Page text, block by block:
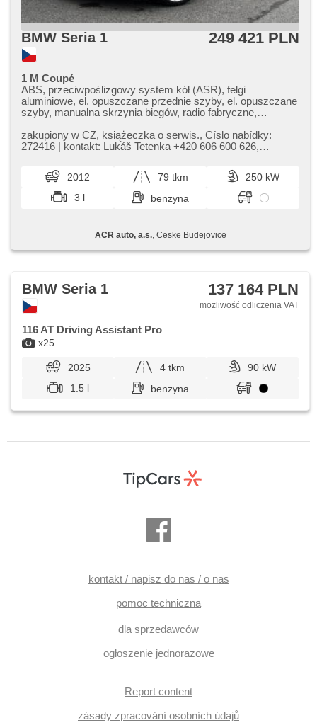
BMW Seria 1 249 421 PLN
1 M Coupé
ABS, przeciwpoślizgowy system kół (ASR), felgi
aluminiowe, el. opuszczane przednie szyby, el. opuszczane
szyby, manualna skrzynia biegów, radio fabryczne,
kierowniczego, podgrzewane fotele, fotele sportowe,
tempomat, immobilizer, centralny zamek, reflektory
wielofunkcyjna, USB, czujnik deszczu, el. składane
lusterka, tempomat dotrzymujący odległość, skórzana
tapicerka, światła do jazdy dziennej, hands free, paměťová
karta, isofix, digitální příjem rádia (DAB)
zakupiony w CZ,​ książeczka o serwis.,​ Číslo nabídky:
272416 | kontakt: Lukáš Tetenka ​+420 606 600 626,​
2012 79 tkm
250 kW
3 l
benzyna
ACR auto, a.s., Ceske Budejovice
x25
BMW Seria 1 137 164 PLN
możliwość odliczenia VAT
116 AT Driving Assistant Pro
2025 4 tkm
90 kW
1.5 l
benzyna
kontakt / napisz do nas / o nas
pomoc techniczna
dla sprzedawców
ogłoszenie jednorazowe
Report content
zásady zpracování osobních údajů